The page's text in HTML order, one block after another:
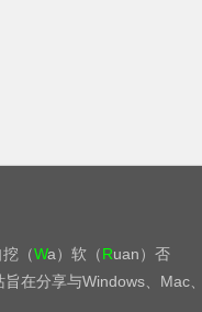
（Wa）软（Ruan）否
在分享与Windows、Mac